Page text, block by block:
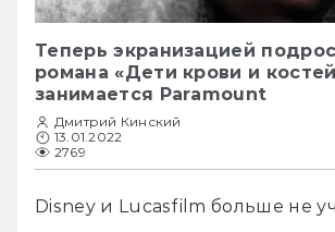
Теперь экранизацией
романа «Дети крови и
занимается Paramount
Дмитрий Кинский
13.01.2022
2769
Disney и Lucasfilm больше не